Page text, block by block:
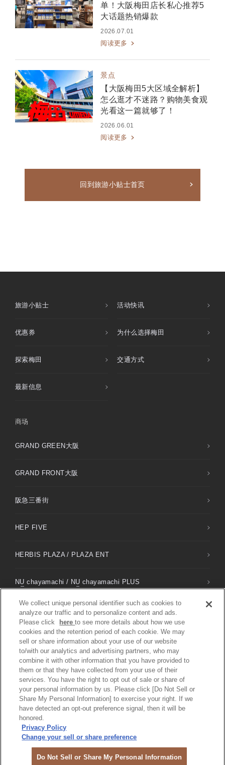
单！大阪梅田店长私心推荐5
大话题热销爆款
2026.07.01
阅读更多
景点
【大阪梅田5大区域全解析】
怎么逛才不迷路？购物美食观
光看这一篇就够了！
2026.06.01
阅读更多
回到旅游小贴士首页
旅游小贴士 活动快讯
优惠券 为什么选择梅田
探索梅田 交通方式
最新信息
商场
GRAND GREEN大阪
GRAND FRONT大阪
阪急三番街
HEP FIVE
HERBIS PLAZA / PLAZA ENT
NU chayamachi / NU chayamachi PLUS
DIAMOR大阪
隐私权政策 / 社交媒体政策
Do Not Sell or Share My Personal Information
微博 weibo
COPYRIGHT © PREMIUM STYLE IN OSAKA UMEDA Shopping ALL
RIGHTS RESERVED.
We collect unique personal identifier such as cookies to
analyze our traffic and to personalize content and ads.
Please click
hereto see more details about how we use
cookies and the retention period of each cookie. We may
sell or share information about your use of our website
to/with our analytics and advertising partners, who may
combine it with other information that you have provided to
them or that they have collected from your use of their
services. You have the right to opt out of sale or share of
your personal information by us. Please click [Do Not Sell or
Share My Personal Information] to exercise your right. If we
have detected an opt-out preference signal, then it will be
honored.
Privacy Policy
Change your sell or share preference
Do Not Sell or Share My Personal Information